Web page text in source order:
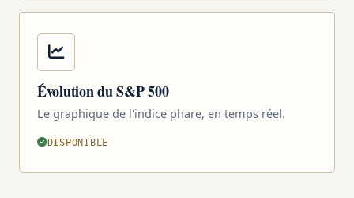
Évolution du S&P 500
Le graphique de l'indice phare, en temps réel.
DISPONIBLE